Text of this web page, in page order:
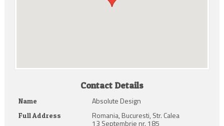
Contact Details
Name Absolute Design
Full Address Romania, Bucuresti, Str. Calea
13 Septembrie nr. 185